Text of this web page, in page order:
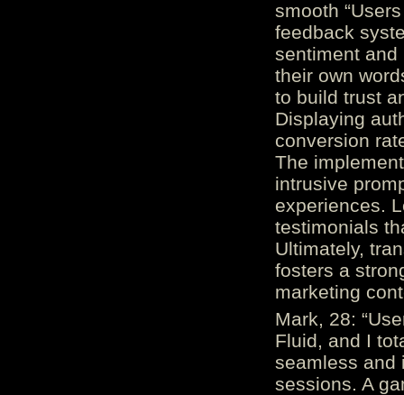
smooth
feedback
sentiment and
their own
to build trust
Displaying
conversion
The
intrusive
experiences.
testimonials
Ultimately,
fosters a
marketing
Mark, 28:
Fluid, and I
seamless and
sessions. A